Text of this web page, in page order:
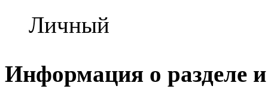
Личный
Информация о разделе